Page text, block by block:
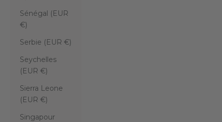
Sénégal (EUR
€)
Serbie (EUR €)
Seychelles
(EUR €)
Sierra Leone
(EUR €)
Singapour